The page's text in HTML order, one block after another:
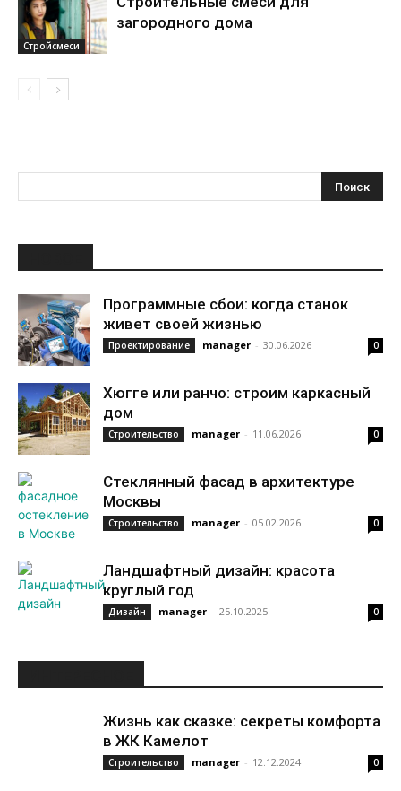
Стройсмеси
загородного дома
Программные сбои: когда станок
живет своей жизнью
Проектирование manager - 30.06.2026 0
Хюгге или ранчо: строим каркасный
дом
Строительство manager - 11.06.2026 0
Стеклянный фасад в архитектуре
Москвы
Строительство manager - 05.02.2026 0
Ландшафтный дизайн: красота
круглый год
Дизайн manager - 25.10.2025 0
Жизнь как сказке: секреты комфорта
в ЖК Камелот
Строительство manager - 12.12.2024 0